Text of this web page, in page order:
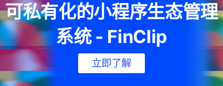
可私有化的小程序生态管理
系统 - FinClip
立即了解